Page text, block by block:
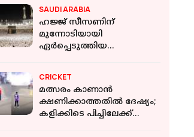
SAUDI ARABIA
ഹജ്ജ് സീസണിന്
മുന്നോടിയായി
ഏർപ്പെടുത്തിയ
ഉൾപ്പെടെ സൗദിയിൽ
കുടുങ്ങി
CRICKET
മത്സരം കാണാൻ
ക്ഷണിക്കാത്തതിൽ ദേഷ്യം;
കളിക്കിടെ പിച്ചിലേക്ക്